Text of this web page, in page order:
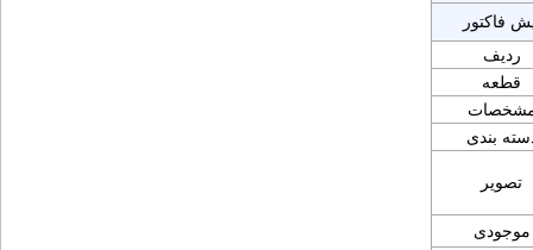
فاکتور
ردیف
قطعه
بندی
تصویر
موجودی